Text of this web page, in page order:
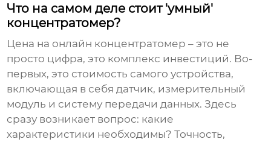
Что на самом деле стоит 'умный'
концентратомер?
Цена на онлайн концентратомер – это не
просто цифра, это комплекс инвестиций. Во-
первых, это стоимость самого устройства,
включающая в себя датчик, измерительный
модуль и систему передачи данных. Здесь
сразу возникает вопрос: какие
характеристики необходимы? Точность,